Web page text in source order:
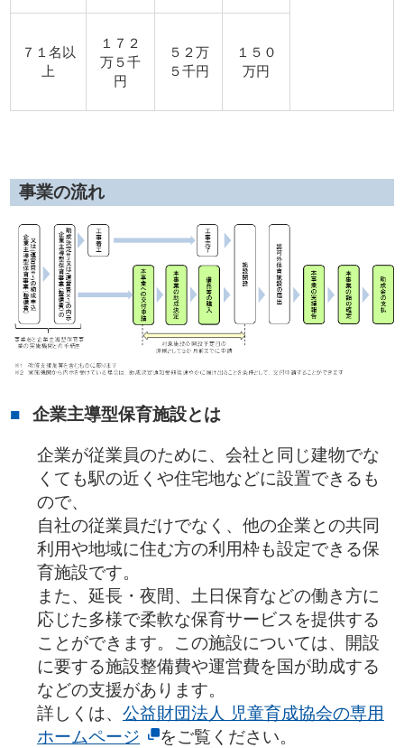
７１名以
上
１７２
万５千
円
５２万
５千円
１５０
万円
事業の流れ
企業主導型保育施設とは
企業が従業員のために、会社と同じ建物でな
くても駅の近くや住宅地などに設置できるも
ので、
自社の従業員だけでなく、他の企業との共同
利用や地域に住む方の利用枠も設定できる保
育施設です。
また、延長・夜間、土日保育などの働き方に
応じた多様で柔軟な保育サービスを提供する
ことができます。この施設については、開設
に要する施設整備費や運営費を国が助成する
などの支援があります。
詳しくは、 公益財団法人 児童育成協会の専用
ホームページ
をご覧ください。